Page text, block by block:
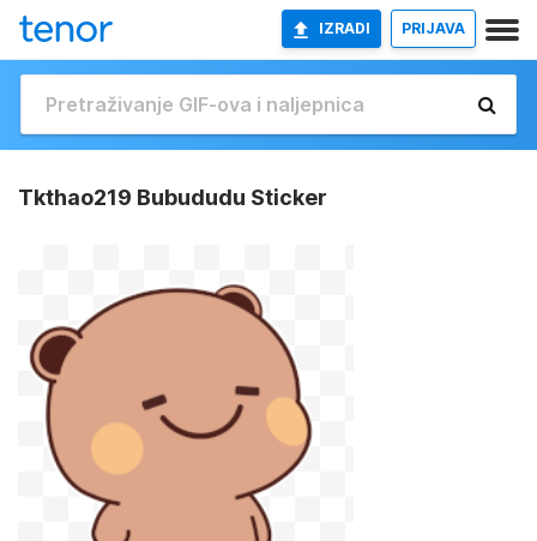
IZRADI PRIJAVA
Tkthao219 Bubududu Sticker